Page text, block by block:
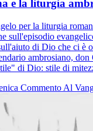
e la liturgia
per la liturgia
sull'episodio
di Dio che ci è
ambrosiano, don
di Dio: stile di
Commento Al